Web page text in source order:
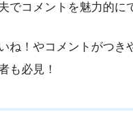
コメントを魅力的に
ね！やコメントがつき
も必見！